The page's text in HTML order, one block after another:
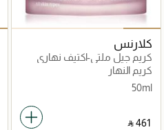
كلارنس
كريم جيل ملتي-اكتيف نهاري
SPF20 50مل
كريم النهار
50ml
‎ ⃁ ⁦461⁩ ‎